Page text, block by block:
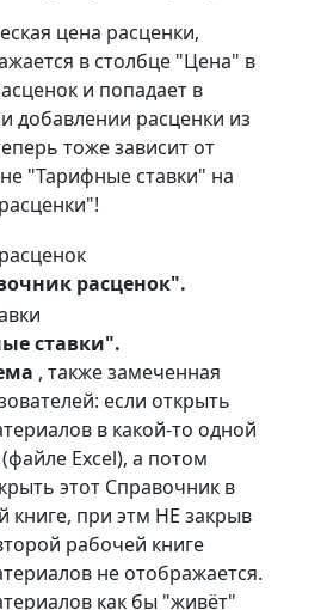
цена расценки,
в столбце "Цена" в
и попадает в
добавлении расценки из
тоже зависит от
"Тарифные ставки" на
расценок".
ставки".
, также замеченная
если открыть
в какой-то одной
Excel), а потом
этот Справочник в
книге, при этм НЕ закрыв
рабочей книге
не отображается.
как бы "живёт"